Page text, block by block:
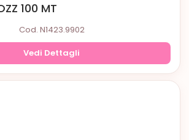
100 MT
Cod. N1423.9902
Vedi Dettagli